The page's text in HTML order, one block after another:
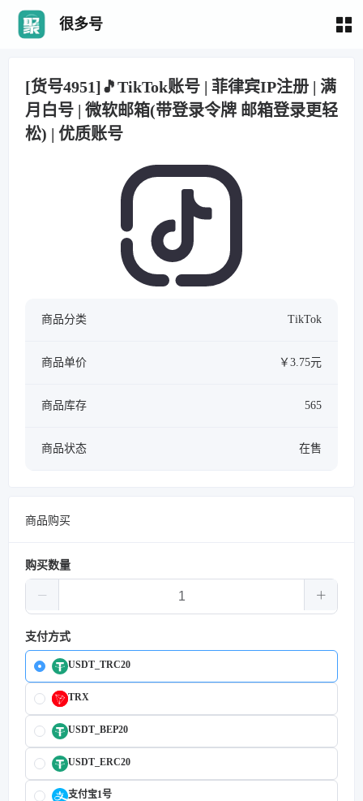
很多号
[货号4951]🎵TikTok账号 | 菲律宾IP注册 | 满
月白号 | 微软邮箱(带登录令牌 邮箱登录更轻
松) | 优质账号
商品分类 TikTok
商品单价 ￥3.75元
商品库存 565
商品状态 在售
商品购买
购买数量
支付方式
USDT_TRC20
TRX
USDT_BEP20
USDT_ERC20
支付宝1号